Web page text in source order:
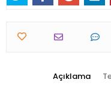
Açıklama